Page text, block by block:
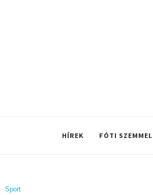
HÍREK FÓTI SZEMMEL
Sport